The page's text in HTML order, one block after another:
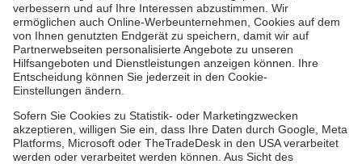
Erste-Hilfe-Kurse
Jobs & Ehrenamt
Freiwilligendienst
Spendenprojekte
Johanniter-Jugend